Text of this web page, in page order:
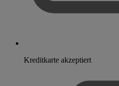
Kreditkarte akzeptiert